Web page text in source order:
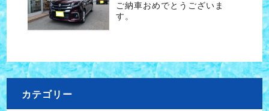
ご納車おめでとうございま
す。
カテゴリー